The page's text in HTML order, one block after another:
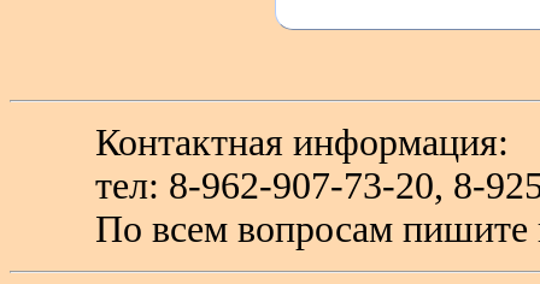
Контактная информация:
тел: 8-962-907-73-20, 8-
По всем вопросам